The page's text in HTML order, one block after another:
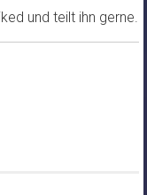
und teilt ihn gerne.